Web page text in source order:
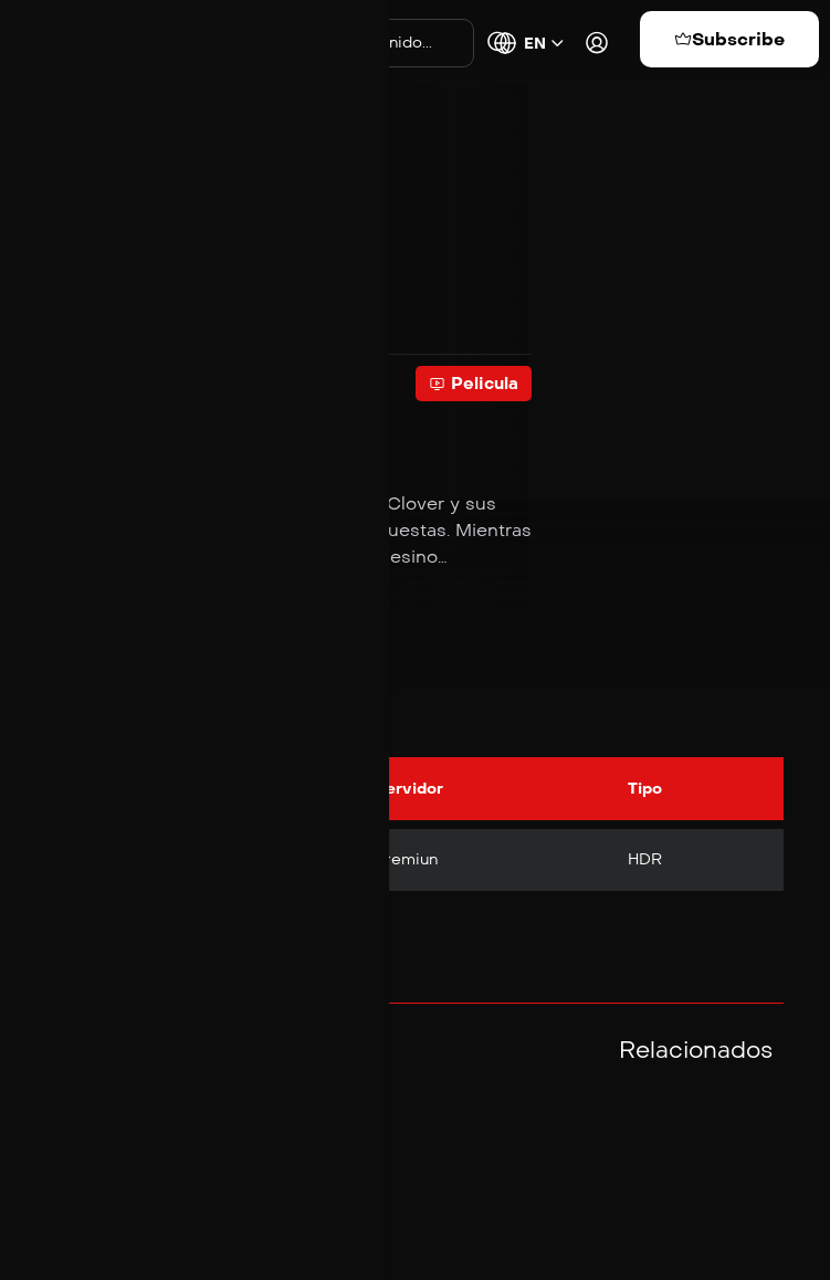
EN Subscribe
de terror
Pelicula
desaparición de su hermana Melanie, Clover y sus
donde desapareció en busca de respuestas. Mientras
abandonado, son acechadas por un asesino
de la misma noche.
Servidor Tipo
Premiun HDR
Relacionados